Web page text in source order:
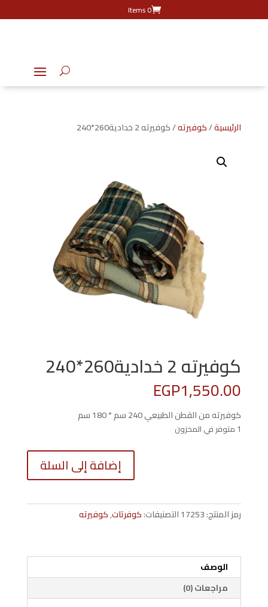
0 Items
الرئيسية/كوفيرته/ كوفيرته 2 خدادية260*240
كوفيرته 2 خدادية260*240
EGP1,550.00
كوفيرته من القطن الطبيعي 240 سم * 180 سم
1 متوفر في المخزون
كمية
2
إضافة إلى السلة
رمز المنتج:17253التصنيفات:كوفرتات,كوفيرته
الوصف
مراجعات (0)